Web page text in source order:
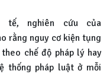
tế, nghiên cứu của
rằng nguy cơ kiện tụng
chế độ pháp lý hay
thống pháp luật ở mỗi